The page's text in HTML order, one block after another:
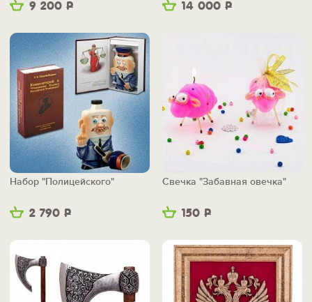
9 200 Р 14 000 Р
2 790 Р
Набор "Полицейского"
150 Р
Свечка "Забавная овечка"